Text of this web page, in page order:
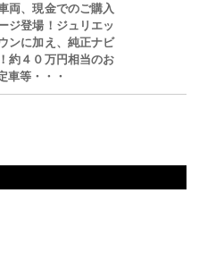
両、現金でのご購入
ジ登場！ジュリエッ
ンに加え、純正ナビ
約４０万円相当のお
車等・・・